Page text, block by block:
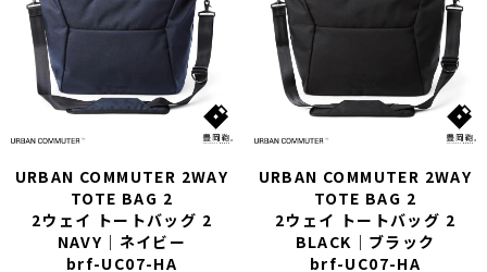
URBAN COMMUTER 2WAY
TOTE BAG 2
2ウェイ トートバッグ 2
NAVY｜ネイビー
brf-UC07-HA
URBAN COMMUTER 2WAY
TOTE BAG 2
2ウェイ トートバッグ 2
BLACK｜ブラック
brf-UC07-HA